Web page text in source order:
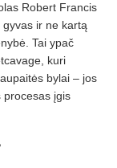
Robert Francis
ir ne kartą
Tai ypač
kuri
bylai – jos
procesas įgis